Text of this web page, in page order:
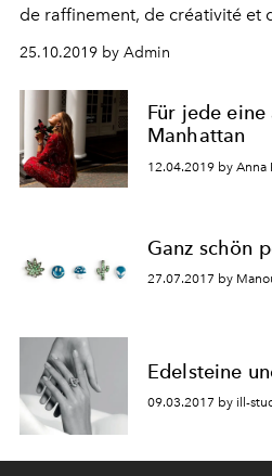
de raffinement, de créativité et
des expériences fabuleuses à
25.10.2019 by Admin
Für jede
Manhattan
12.04.2019 by Anna
Ganz schön
27.07.2017 by
Edelsteine
09.03.2017 by ill-